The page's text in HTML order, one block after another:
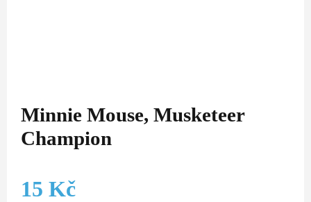
Minnie Mouse, Musketeer
Champion
15 Kč